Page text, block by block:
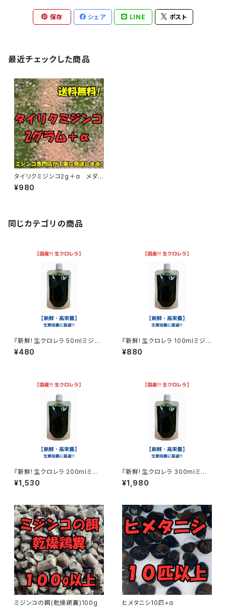
保存 シェア LINE ポスト
最近チェックした商品
タイリクミジンコ2g＋α メダカ
の餌などに最適
¥980
同じカテゴリの商品
『新鮮！生クロレラ 50mlミジン
コ めだか 金魚 ワムシ ゾウリム
シ 生餌』
¥480
『新鮮！生クロレラ 100mlミジン
コ めだか 金魚 ワムシ ゾウリム
シ 生餌』
¥880
『新鮮！生クロレラ 200mlミジ
ンコ めだか 金魚 ワムシ ゾウリ
ムシ 生餌』
¥1,530
『新鮮！生クロレラ 300mlミジ
ンコ めだか 金魚 ワムシ ゾウリ
ムシ 生餌』
¥1,980
ミジンコの餌(乾燥鶏糞)100g ヒメタニシ10匹+α